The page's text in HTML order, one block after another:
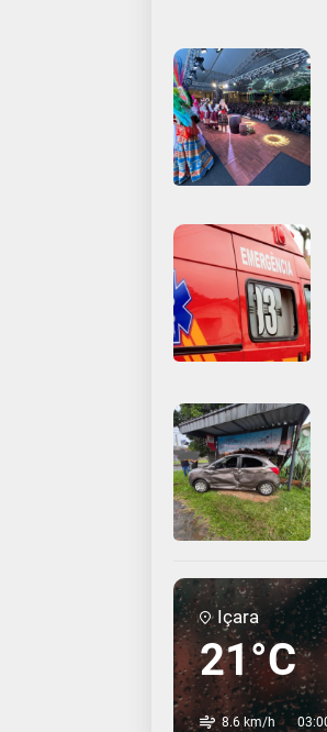
Içara
21°C
8.6 km/h